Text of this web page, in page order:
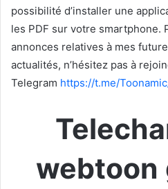
possibilité d’installer une
les PDF sur votre smartphone.
annonces relatives à mes
actualités, n’hésitez pas à
Telegram https://t.me/
webtoon